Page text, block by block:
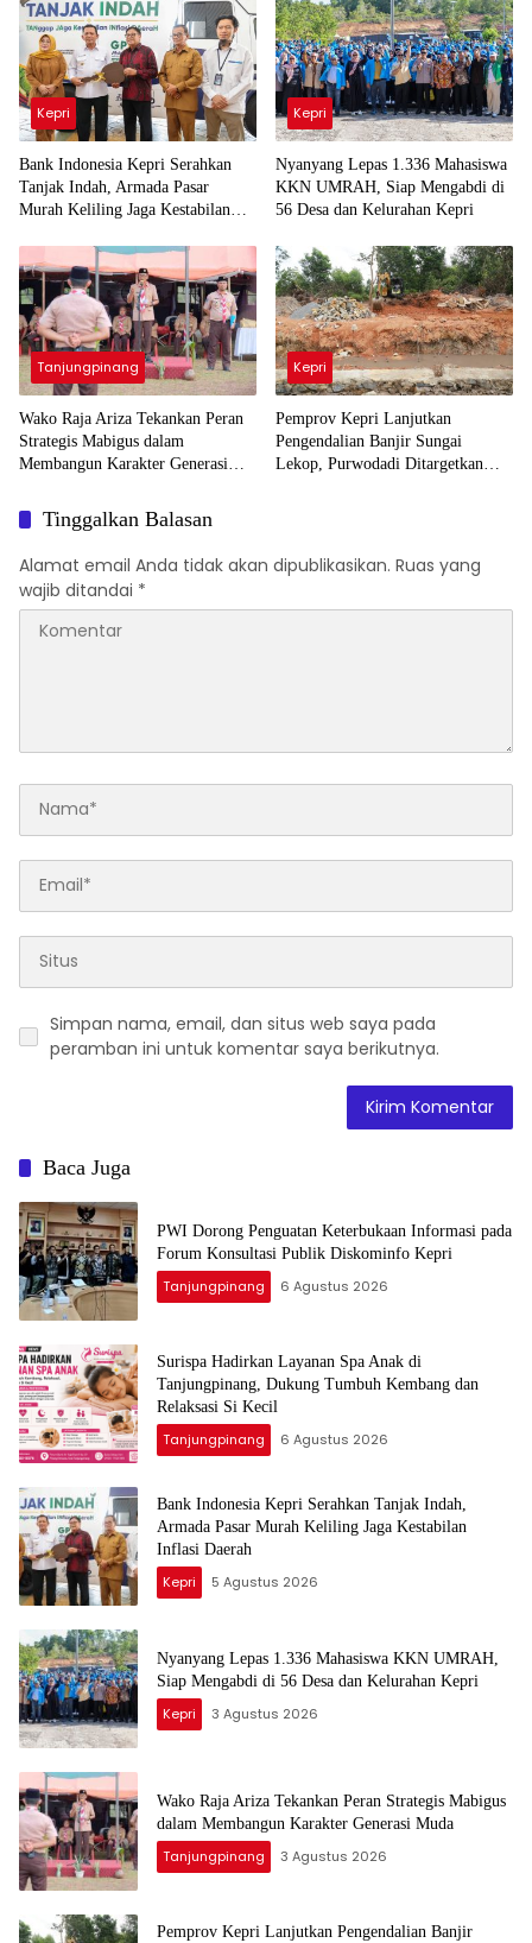
Kepri
Bank Indonesia Kepri Serahkan
Tanjak Indah, Armada Pasar
Murah Keliling Jaga Kestabilan
Kepri
Nyanyang Lepas 1.336 Mahasiswa
KKN UMRAH, Siap Mengabdi di
56 Desa dan Kelurahan Kepri
Tanjungpinang
Wako Raja Ariza Tekankan Peran
Strategis Mabigus dalam
Membangun Karakter Generasi
Kepri
Pemprov Kepri Lanjutkan
Pengendalian Banjir Sungai
Lekop, Purwodadi Ditargetkan
Tinggalkan Balasan
Alamat email Anda tidak akan dipublikasikan. Ruas yang
wajib ditandai *
Simpan nama, email, dan situs web saya pada
peramban ini untuk komentar saya berikutnya.
Baca Juga
PWI Dorong Penguatan Keterbukaan Informasi pada
Forum Konsultasi Publik Diskominfo Kepri
Tanjungpinang 6 Agustus 2026
Surispa Hadirkan Layanan Spa Anak di
Tanjungpinang, Dukung Tumbuh Kembang dan
Relaksasi Si Kecil
Tanjungpinang 6 Agustus 2026
Bank Indonesia Kepri Serahkan Tanjak Indah,
Armada Pasar Murah Keliling Jaga Kestabilan
Inflasi Daerah
Kepri 5 Agustus 2026
Nyanyang Lepas 1.336 Mahasiswa KKN UMRAH,
Siap Mengabdi di 56 Desa dan Kelurahan Kepri
Kepri 3 Agustus 2026
Wako Raja Ariza Tekankan Peran Strategis Mabigus
dalam Membangun Karakter Generasi Muda
Tanjungpinang 3 Agustus 2026
Pemprov Kepri Lanjutkan Pengendalian Banjir